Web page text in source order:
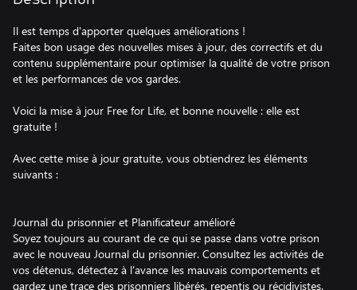
Il est temps d'apporter quelques améliorations !
Faites bon usage des nouvelles mises à jour, des correctifs et du
contenu supplémentaire pour optimiser la qualité de votre prison
et les performances de vos gardes.
Voici la mise à jour Free for Life, et bonne nouvelle : elle est
gratuite !
Avec cette mise à jour gratuite, vous obtiendrez les éléments
suivants :
Journal du prisonnier et Planificateur amélioré
Soyez toujours au courant de ce qui se passe dans votre prison
avec le nouveau Journal du prisonnier. Consultez les activités de
vos détenus, détectez à l'avance les mauvais comportements et
gardez une trace des prisonniers libérés, repentis ou récidivistes.